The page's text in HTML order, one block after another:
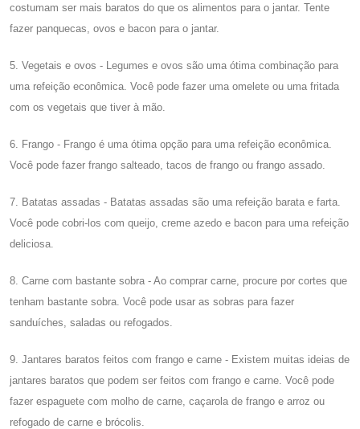
costumam ser mais baratos do que os alimentos para o jantar. Tente
fazer panquecas, ovos e bacon para o jantar.
5. Vegetais e ovos - Legumes e ovos são uma ótima combinação para
uma refeição econômica. Você pode fazer uma omelete ou uma fritada
com os vegetais que tiver à mão.
6. Frango - Frango é uma ótima opção para uma refeição econômica.
Você pode fazer frango salteado, tacos de frango ou frango assado.
7. Batatas assadas - Batatas assadas são uma refeição barata e farta.
Você pode cobri-los com queijo, creme azedo e bacon para uma refeição
deliciosa.
8. Carne com bastante sobra - Ao comprar carne, procure por cortes que
tenham bastante sobra. Você pode usar as sobras para fazer
sanduíches, saladas ou refogados.
9. Jantares baratos feitos com frango e carne - Existem muitas ideias de
jantares baratos que podem ser feitos com frango e carne. Você pode
fazer espaguete com molho de carne, caçarola de frango e arroz ou
refogado de carne e brócolis.